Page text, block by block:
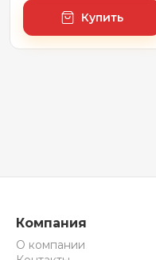
Купить
Компания
О компании